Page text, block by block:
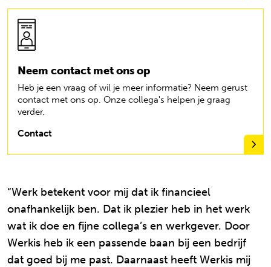
Neem contact met ons op
Heb je een vraag of wil je meer informatie? Neem gerust
contact met ons op. Onze collega's helpen je graag
verder.
Contact
“Werk betekent voor mij dat ik financieel
onafhankelijk ben. Dat ik plezier heb in het werk
wat ik doe en fijne collega’s en werkgever. Door
Werkis heb ik een passende baan bij een bedrijf
dat goed bij me past. Daarnaast heeft Werkis mij